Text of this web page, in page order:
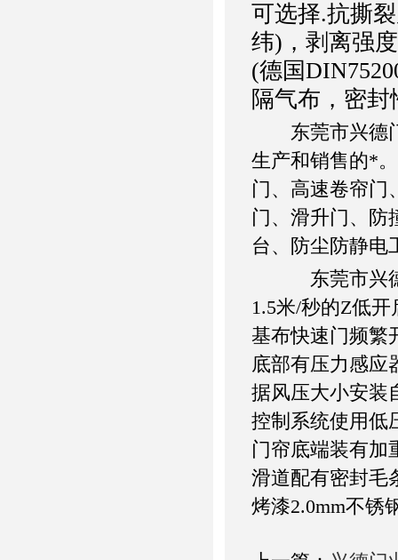
可选择.抗撕
纬)，剥离强
(德国
隔气布，密
东莞市兴德门
生产和销售的*
门、高速卷帘门
门、滑升门、防
台、防尘防静电
东莞市兴德门
1.5米/秒的Z低
基布快速门频繁
底部有压力感应
据风压大小安装
控制系统使用低
门帘底端装有加
滑道配有密封毛
烤漆2.0mm不锈